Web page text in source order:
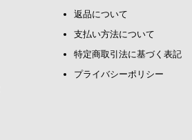
返品について
支払い方法について
特定商取引法に基づく表記
プライバシーポリシー